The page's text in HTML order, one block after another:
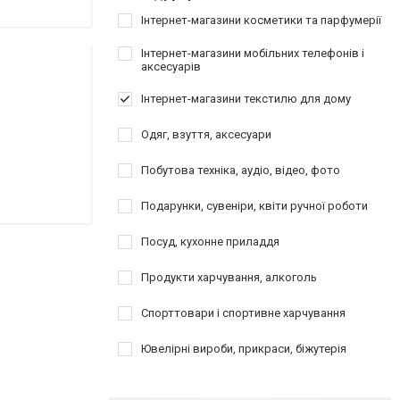
Інтернет-магазини косметики та парфумерії
Інтернет-магазини мобільних телефонів і
аксесуарів
Інтернет-магазини текстилю для дому
Одяг, взуття, аксесуари
Побутова техніка, аудіо, відео, фото
Подарунки, сувеніри, квіти ручної роботи
Посуд, кухонне приладдя
Продукти харчування, алкоголь
Спорттовари і спортивне харчування
Ювелірні вироби, прикраси, біжутерія